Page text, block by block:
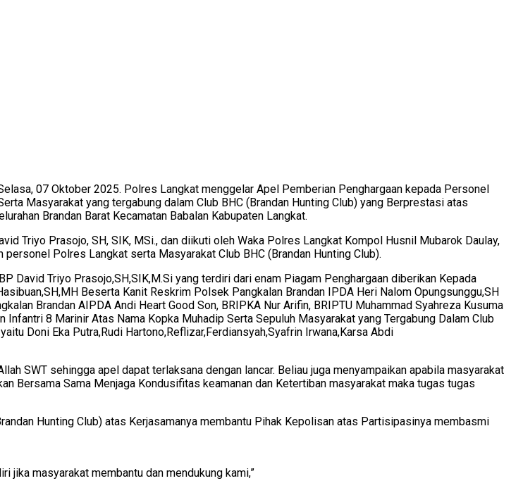
07 Oktober 2025. Polres Langkat menggelar Apel Pemberian Penghargaan kepada Personel
Masyarakat yang tergabung dalam Club BHC (Brandan Hunting Club) yang Berprestasi atas
Brandan Barat Kecamatan Babalan Kabupaten Langkat.
Triyo Prasojo, SH, SIK, MSi., dan diikuti oleh Waka Polres Langkat Kompol Husnil Mubarok Daulay,
Polres Langkat serta Masyarakat Club BHC (Brandan Hunting Club).
David Triyo Prasojo,SH,SIK,M.Si yang terdiri dari enam Piagam Penghargaan diberikan Kepada
Beserta Kanit Reskrim Polsek Pangkalan Brandan IPDA Heri Nalom Opungsunggu,SH
Brandan AIPDA Andi Heart Good Son, BRIPKA Nur Arifin, BRIPTU Muhammad Syahreza Kusuma
8 Marinir Atas Nama Kopka Muhadip Serta Sepuluh Masyarakat yang Tergabung Dalam Club
Doni Eka Putra,Rudi Hartono,Reflizar,Ferdiansyah,Syafrin Irwana,Karsa Abdi
SWT sehingga apel dapat terlaksana dengan lancar. Beliau juga menyampaikan apabila masyarakat
Bersama Sama Menjaga Kondusifitas keamanan dan Ketertiban masyarakat maka tugas tugas
Hunting Club) atas Kerjasamanya membantu Pihak Kepolisan atas Partisipasinya membasmi
jika masyarakat membantu dan mendukung kami,”